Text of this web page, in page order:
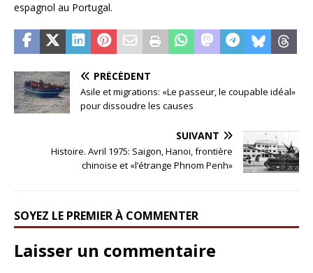
espagnol au Portugal.
PRÉCÉDENT
Asile et migrations: «Le passeur, le coupable idéal»
pour dissoudre les causes
SUIVANT
Histoire. Avril 1975: Saigon, Hanoi, frontière
chinoise et «l’étrange Phnom Penh»
SOYEZ LE PREMIER À COMMENTER
Laisser un commentaire